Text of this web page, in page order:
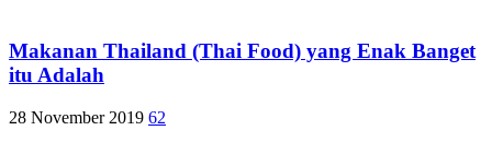
Makanan Thailand (Thai Food) yang Enak Banget
itu Adalah
28 November 2019 62